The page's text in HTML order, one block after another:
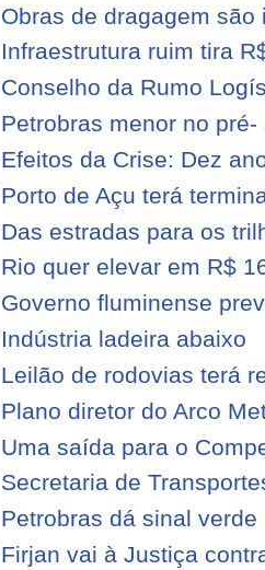
Obras de dragagem
Infraestrutura ruim tira
Conselho da Rumo
Petrobras menor no pré-
Efeitos da Crise: Dez
Porto de Açu terá
Das estradas para os
Rio quer elevar em R$
Governo fluminense
Indústria ladeira abaixo
Leilão de rodovias terá
Plano diretor do Arco
Uma saída para o
Secretaria de
Petrobras dá sinal
Firjan vai à Justiça